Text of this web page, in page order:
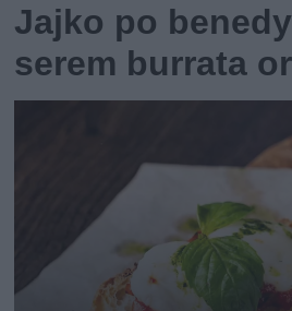
Jajko po
serem burrata